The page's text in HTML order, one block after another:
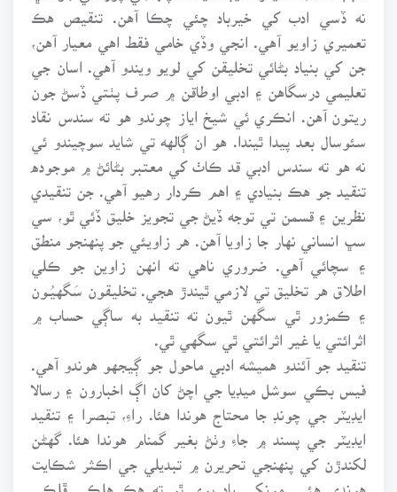
نه ڏسي ادب کي خيرباد چئي چڪا آهن. تنقيص هڪ
تعميري زاويو آهي. انجي وڏي خامي فقط اهي معيار آهن،
جن کي بنياد بڻائي تخليقن کي لويو ويندو آهي. اسان جي
تعليمي درسگاهن ۽ ادبي اوطاقن ۾ صرف پٺتي ڏسڻ جون
ريتون آهن. انڪري ئي شيخ اياز چوندو هو ته سندس نقاد
سئوسال بعد پيدا ٿيندا. هو ان ڳالهه تي شايد سوچيندو ئي
نه هو ته سندس ادبي قد ڪاٺ کي معتبر بڻائڻ ۾ موجوده
تنقيد جو هڪ بنيادي ۽ اهم ڪردار رهيو آهي. جن تنقيدي
نظرين ۽ قسمن تي توجه ڏيڻ جي تجويز خليق ڏئي ٿو، سي
سڀ انساني نهار جا زاويا آهن. هر زاويئي جو پنهنجو منطق
۽ سچائي آهي. ضروري ناهي ته انهن زاوين جو ڪلي
اطلاق هر تخليق تي لازمي ٿيندڙ هجي. تخليقون سَگهيُـون
۽ ڪمزور ٿي سگهن ٿيون ته تنقيد به ساڳي حساب ۾
اثرائتي يا غير اثرائتي ٿي سگهي ٿي.
تنقيد جو آئندو هميشه ادبي ماحول جو ڳيجهو هوندو آهي.
فيس بڪي سوشل ميڊيا جي اچڻ کان اڳ اخبارون ۽ رسالا
ايڊيٽر جي چونڊ جا محتاج هوندا هئا. راءِ، تبصرا ۽ تنقيد
ايڊيٽر جي پسند ۾ جاءِ وٺڻ بغير گمنام هوندا هئا. گهڻن
لکندڙن کي پنهنجي تحريرن ۾ تبديلي جي اڪثر شڪايت
هوندي هئي. مونکي ياد پوي ٿو ته هڪ هلڪي ڦلڪي